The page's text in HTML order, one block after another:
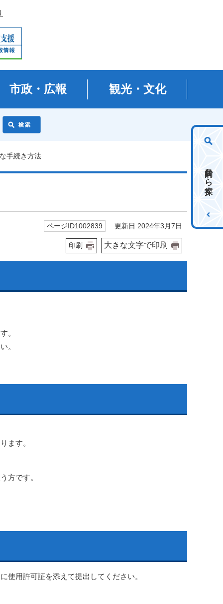
市政・広報 観光・文化
目的から探す
手続き方法
ページID1002839 更新日 2024年3月7日
印刷 大きな文字で印刷
。
。
ます。
方です。
使用許可証を添えて提出してください。